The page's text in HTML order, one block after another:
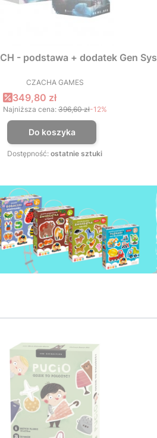
- podstawa + dodatek Gen Sys
PRODUCENT
CZACHA GAMES
Cena promocyjna
349,80 zł
Najniższa cena: 396,60 zł-12%
Do koszyka
Dostępność: ostatnie sztuki